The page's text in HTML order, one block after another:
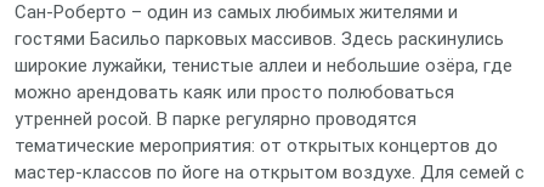
Сан‑Роберто – один из самых любимых жителями и
гостями Басильо парковых массивов. Здесь раскинулись
широкие лужайки, тенистые аллеи и небольшие озёра, где
можно арендовать каяк или просто полюбоваться
утренней росой. В парке регулярно проводятся
тематические мероприятия: от открытых концертов до
мастер‑классов по йоге на открытом воздухе. Для семей с